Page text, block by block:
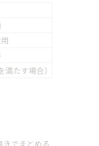
たす場合）
でまとめる